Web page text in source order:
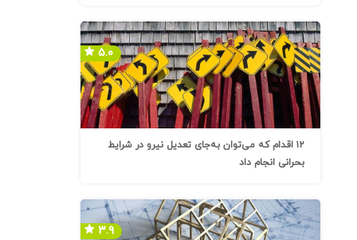
۱۲ اقدام که می‌توان به‌جای تعدیل نیرو در شرایط
بحرانی انجام داد
۵.۰
۳.۹